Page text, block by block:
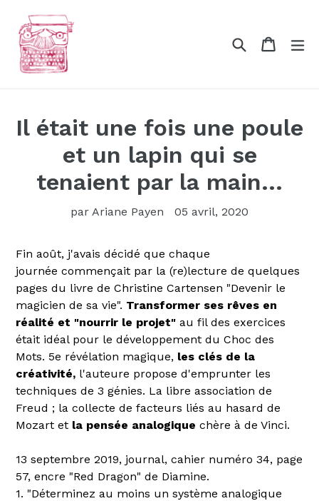
contenu
Recherche
Panier
Panier
Il était une fois une poule
et un lapin qui se
tenaient par la main...
par Ariane Payen 05 avril, 2020
Fin août, j'avais décidé que chaque
journée commençait par la (re)lecture de quelques
pages du livre de Christine Cartensen "Devenir le
magicien de sa vie". Transformer ses rêves en
réalité et "nourrir le projet" au fil des exercices
était idéal pour le développement du Choc des
Mots. 5e révélation magique, les clés de la
créativité, l'auteure propose d'emprunter les
techniques de 3 génies. La libre association de
Freud ; la collecte de facteurs liés au hasard de
Mozart et la pensée analogique chère à de Vinci.
13 septembre 2019, journal, cahier numéro 34, page
57, encre "Red Dragon" de Diamine.
1. "Déterminez au moins un système analogique